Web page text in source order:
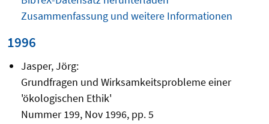
Zusammenfassung und weitere Informationen
1996
Jasper, Jörg:
Grundfragen und Wirksamkeitsprobleme einer
'ökologischen Ethik'
Nummer 199, Nov 1996, pp. 5